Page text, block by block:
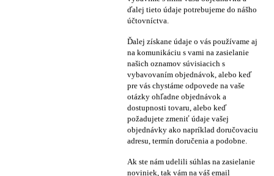
ďalej tieto údaje potrebujeme do nášho
účtovníctva.
Ďalej získane údaje o vás používame aj
na komunikáciu s vami na zasielanie
našich oznamov súvisiacich s
vybavovaním objednávok, alebo keď
pre vás chystáme odpovede na vaše
otázky ohľadne objednávok a
dostupnosti tovaru, alebo keď
požadujete zmeniť údaje vašej
objednávky ako napríklad doručovaciu
adresu, termín doručenia a podobne.
Ak ste nám udelili súhlas na zasielanie
noviniek, tak vám na váš email